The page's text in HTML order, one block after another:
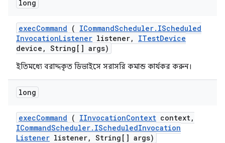
long
execCommand ( ICommandScheduler. IScheduled
InvocationListener listener, ITestDevice
device , String[] args)
ইতিমধ্যে বরাদ্দকৃত ডিভাইসে সরাসরি কমান্ড কার্যকর করুন।
long
execCommand ( IInvocationContext context,
ICommandScheduler. IScheduledInvocation
Listener listener, String[] args)